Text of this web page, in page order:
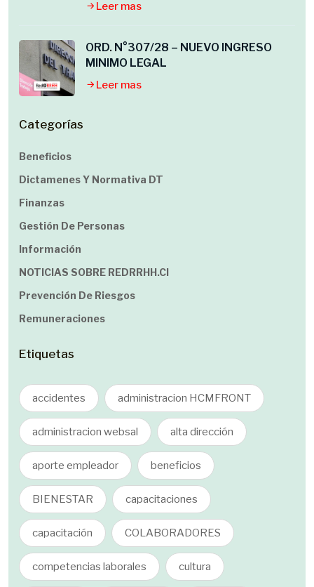
Leer mas
ORD. N°307/28 – NUEVO INGRESO
MINIMO LEGAL
Leer mas
Categorías
Beneficios
Dictamenes Y Normativa DT
Finanzas
Gestión De Personas
Información
NOTICIAS SOBRE REDRRHH.cl
Prevención De Riesgos
Remuneraciones
Etiquetas
accidentes administracion HCMFRONT
administracion websal alta dirección
aporte empleador beneficios
BIENESTAR capacitaciones
capacitación COLABORADORES
competencias laborales cultura